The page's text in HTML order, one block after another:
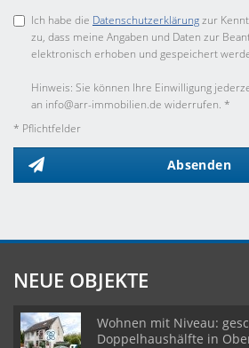
Ich habe die Datenschutzerklärungzur
zu, dass meine Angaben und Daten zur
elektronisch erhoben und gespeichert
Hinweis: Sie können Ihre Einwilligung
an info@arr-immobilien.de widerrufen. *
* Pflichtfelder
Absenden
NEUE OBJEKTE
Wohnen mit Niveau:
Doppelhaushälfte in